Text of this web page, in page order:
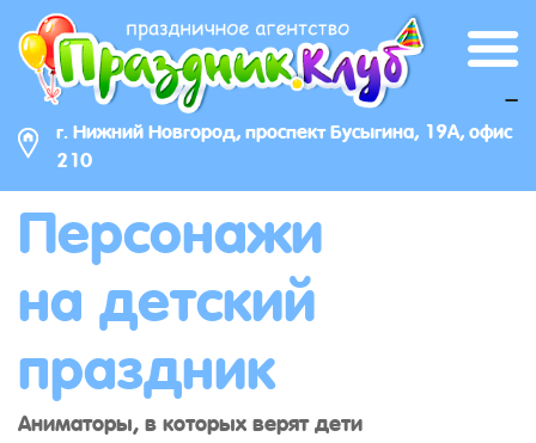
г. Нижний Новгород, проспект Бусыгина, 19А, офис
210
_
Персонажи
на детский
праздник
Аниматоры, в которых верят дети